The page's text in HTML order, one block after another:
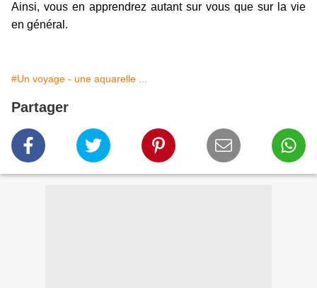
Ainsi, vous en apprendrez autant sur vous que sur la vie
en général.
#Un voyage - une aquarelle ...
Partager